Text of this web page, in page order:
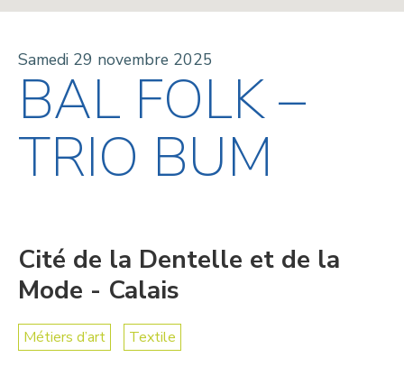
Samedi 29 novembre 2025
BAL FOLK –
TRIO BUM
Cité de la Dentelle et de la
Mode - Calais
Métiers d’art Textile